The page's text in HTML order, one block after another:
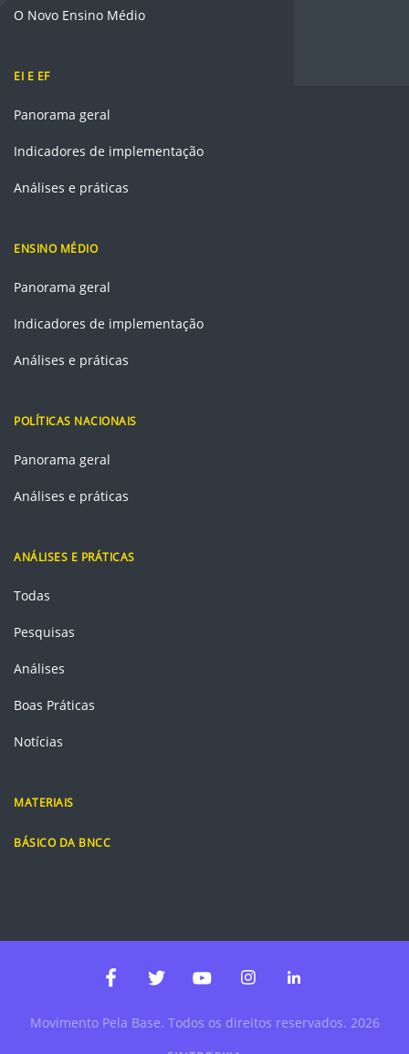
O Novo Ensino Médio
EI E EF
Panorama geral
Indicadores de implementação
Análises e práticas
ENSINO MÉDIO
Panorama geral
Indicadores de implementação
Análises e práticas
POLÍTICAS NACIONAIS
Panorama geral
Análises e práticas
ANÁLISES E PRÁTICAS
Todas
Pesquisas
Análises
Boas Práticas
Notícias
MATERIAIS
BÁSICO DA BNCC
Facebook Twitter Youtube
Instagram
Movimento Pela Base. Todos os direitos reservados. 2026